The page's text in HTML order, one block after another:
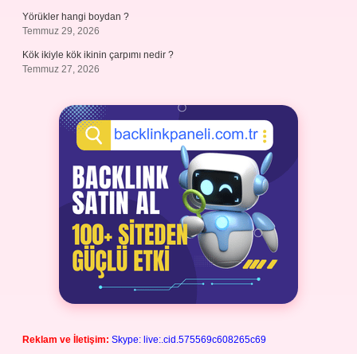
Yörükler hangi boydan ?
Temmuz 29, 2026
Kök ikiyle kök ikinin çarpımı nedir ?
Temmuz 27, 2026
Reklam ve İletişim: Skype: live:.cid.575569c608265c69